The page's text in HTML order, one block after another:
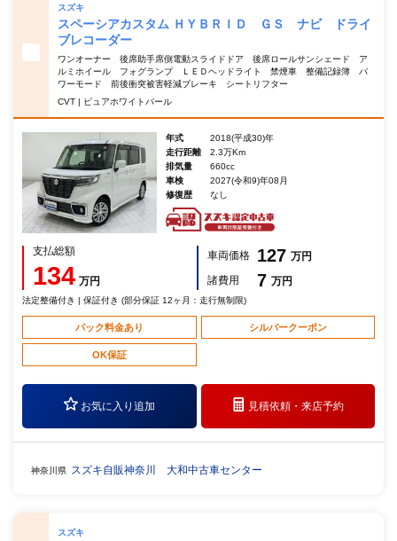
スズキ
スペーシアカスタム ＨＹＢＲＩＤ ＧＳ ナビ ドライ
ブレコーダー
ワンオーナー 後席助手席側電動スライドドア 後席ロールサンシェード ア
ルミホイール フォグランプ ＬＥＤヘッドライト 禁煙車 整備記録簿 パ
ワーモード 前後衝突被害軽減ブレーキ シートリフター
CVT | ピュアホワイトパール
年式
2018(平成30)年
走行距離
2.3万Km
排気量
660cc
車検
2027(令和9)年08月
修復歴
なし
支払総額
134 万円
車両価格 127 万円
諸費用
7 万円
法定整備付き | 保証付き (部分保証 12ヶ月：走行無制限)
パック料金あり シルバークーポン
OK保証
お気に入り追加 見積依頼・来店予約
神奈川県 スズキ自販神奈川 大和中古車センター
スズキ